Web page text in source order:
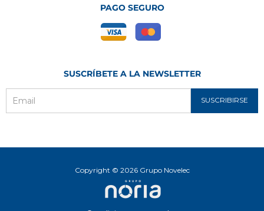
PAGO SEGURO
SUSCRÍBETE A LA NEWSLETTER
SUSCRIBIRSE
Copyright © 2026 Grupo Novelec